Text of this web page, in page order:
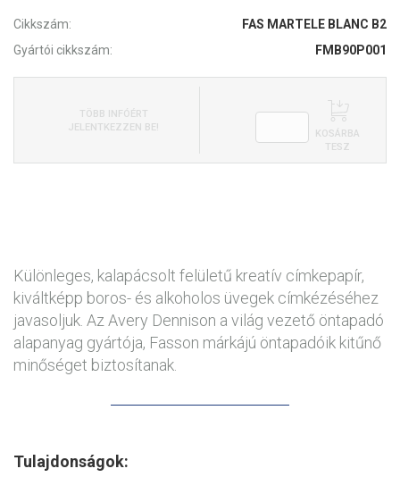
Cikkszám:
FAS MARTELE BLANC B2
Gyártói cikkszám:
FMB90P001
TÖBB INFÓÉRT
JELENTKEZZEN BE!
KOSÁRBA
TESZ
Különleges, kalapácsolt felületű kreatív címkepapír,
kiváltképp boros- és alkoholos üvegek címkézéséhez
javasoljuk. Az Avery Dennison a világ vezető öntapadó
alapanyag gyártója, Fasson márkájú öntapadóik kitűnő
minőséget biztosítanak.
Tulajdonságok: